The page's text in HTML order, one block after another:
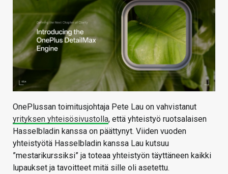
HAKU
OnePlussan toimitusjohtaja Pete Lau on vahvistanut
yrityksen yhteisösivustolla, että yhteistyö ruotsalaisen
Hasselbladin kanssa on päättynyt. Viiden vuoden
yhteistyötä Hasselbladin kanssa Lau kutsuu
”mestarikurssiksi” ja toteaa yhteistyön täyttäneen kaikki
lupaukset ja tavoitteet mitä sille oli asetettu.